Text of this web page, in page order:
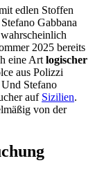
edlen Stoffen
Gabbana
wahrscheinlich
2025 bereits
eine Art logischer
aus Polizzi
Stefano
auf Sizilien.
von der